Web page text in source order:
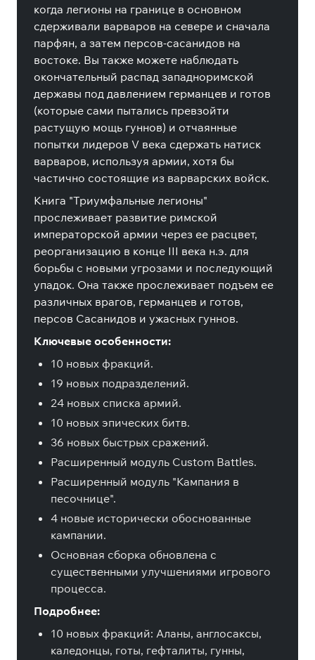
когда легионы на границе в основном
сдерживали варваров на севере и сначала
парфян, а затем персов-сасанидов на
востоке. Вы также можете наблюдать
окончательный распад западноримской
державы под давлением германцев и готов
(которые сами пытались превзойти
растущую мощь гуннов) и отчаянные
попытки лидеров V века сдержать натиск
варваров, используя армии, хотя бы
частично состоящие из варварских войск.
Книга "Триумфальные легионы"
прослеживает развитие римской
императорской армии через ее расцвет,
реорганизацию в конце III века н.э. для
борьбы с новыми угрозами и последующий
упадок. Она также прослеживает подъем ее
различных врагов, германцев и готов,
персов Сасанидов и ужасных гуннов.
Ключевые особенности:
10 новых фракций.
19 новых подразделений.
24 новых списка армий.
10 новых эпических битв.
36 новых быстрых сражений.
Расширенный модуль Custom Battles.
Расширенный модуль "Кампания в
песочнице".
4 новые исторически обоснованные
кампании.
Основная сборка обновлена с
существенными улучшениями игрового
процесса.
Подробнее:
10 новых фракций: Аланы, англосаксы,
каледонцы, готы, гефталиты, гунны,